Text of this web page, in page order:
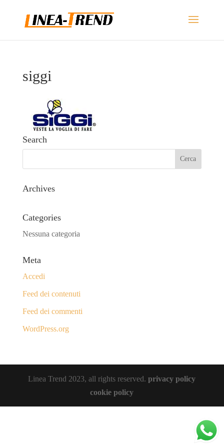
siggi
Search
Archives
Categories
Nessuna categoria
Meta
Accedi
Feed dei contenuti
Feed dei commenti
WordPress.org
Linea Trend 2023, all rights reserved.privacy policy
cookie policy